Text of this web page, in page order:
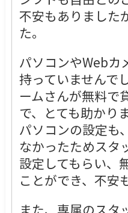
不安もありました
た。
パソコンやWebカ
持っていませんで
ームさんが無料で
で、とても助かり
パソコンの設定も
なかったためスタ
設定してもらい、
ことができ、不安
また、専属のスタ